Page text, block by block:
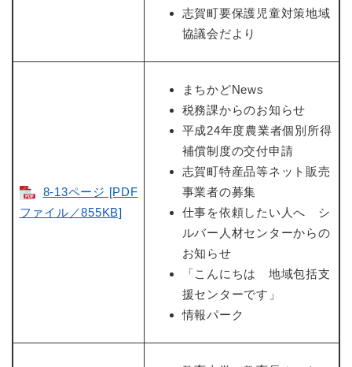
志賀町要保護児童対策地域
協議会だより
8-13ページ [PDF
ファイル／855KB]
まちかどNews
税務課からのお知らせ
平成24年度農業者個別所得
補償制度の交付申請
志賀町特産品等ネット販売
事業者の募集
仕事を依頼したい人へ シ
ルバー人材センターからの
お知らせ
「こんにちは 地域包括支
援センターです」
情報パーク